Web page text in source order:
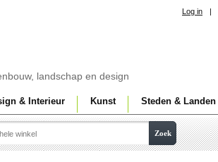
landschap en design
Log in |
& Interieur Kunst Steden & Landen
Zoek